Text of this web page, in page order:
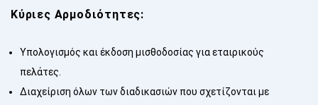
Κύριες Αρμοδιότητες:
Υπολογισμός και έκδοση μισθοδοσίας για εταιρικούς
πελάτες.
Διαχείριση όλων των διαδικασιών που σχετίζονται με